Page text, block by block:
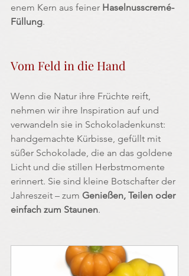
enem Kern aus feiner Haselnusscremé-
Füllung.
Vom Feld in die Hand
Wenn die Natur ihre Früchte reift,
nehmen wir ihre Inspiration auf und
verwandeln sie in Schokoladenkunst:
handgemachte Kürbisse, gefüllt mit
süßer Schokolade, die an das goldene
Licht und die stillen Herbstmomente
erinnert. Sie sind kleine Botschafter der
Jahreszeit – zum Genießen, Teilen oder
einfach zum Staunen.